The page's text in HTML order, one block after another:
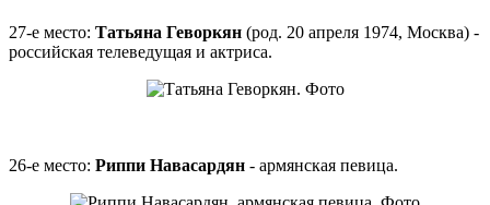
27-е место: Татьяна Геворкян (род. 20 апреля 1974, Москва) -
российская телеведущая и актриса.
26-е место: Риппи Навасардян - армянская певица.